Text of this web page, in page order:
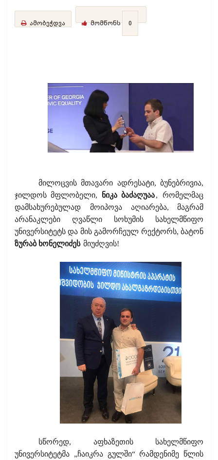
ამობეჭდვა მომწონს 0
მილოცვის მთავარი ადრესატი, ბუნებრივია,
ჯილდოს მფლობელი, ნიკა ბაძაღუაა,
რომელმაც
დამსახურებულად
მოიპოვა
აღიარება, მაგრამ
არანაკლები ღვაწლი სოხუმის სახელმწიფო
უნივერსიტეტს და მის გამორჩეულ რექტორს, ბატონ
ზურაბ ხონელიძეს მიუძღვის!
სწორედ, აფხაზეთის სახელმწიფო
უნივერსიტეტმა „ჩაიკრა გულში“ რამდენიმე წლის